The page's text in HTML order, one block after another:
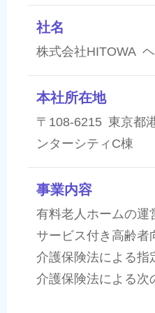
社名
株式会社HITOWA
本社所在地
〒108-6215 東京都
ンターシティC棟
事業内容
有料老人ホームの運
サービス付き高齢者
介護保険法による指
介護保険法による次